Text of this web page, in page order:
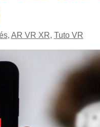
, AR VR XR, Tuto VR